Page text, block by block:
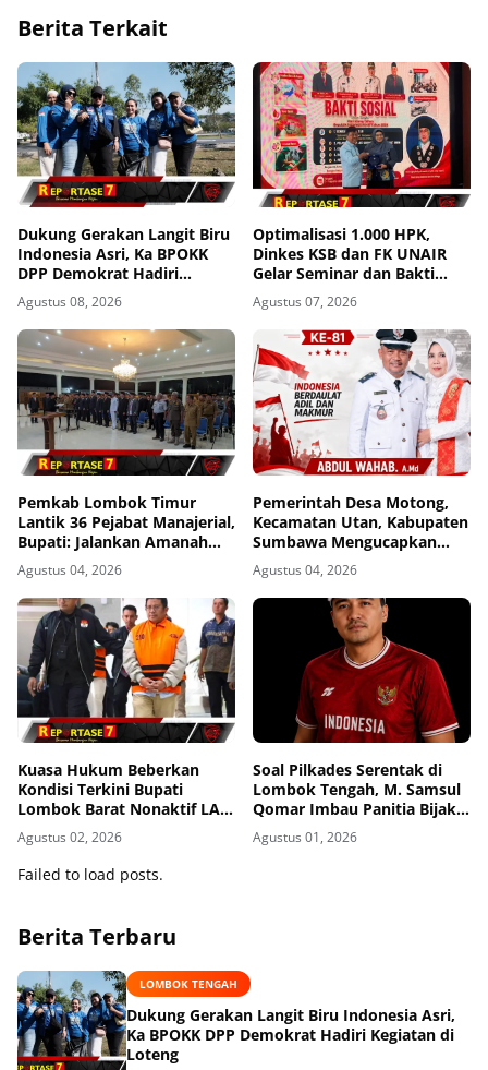
Berita Terkait
Dukung Gerakan Langit Biru
Indonesia Asri, Ka BPOKK
DPP Demokrat Hadiri
Kegiatan di Loteng
Agustus 08, 2026
Optimalisasi 1.000 HPK,
Dinkes KSB dan FK UNAIR
Gelar Seminar dan Bakti
Sosial
Agustus 07, 2026
Pemkab Lombok Timur
Lantik 36 Pejabat Manajerial,
Bupati: Jalankan Amanah
dengan Penuh Tanggung
Jawab
Agustus 04, 2026
Pemerintah Desa Motong,
Kecamatan Utan, Kabupaten
Sumbawa Mengucapkan
Dirgahayu Republik
Indonesia ke-81
Agustus 04, 2026
Kuasa Hukum Beberkan
Kondisi Terkini Bupati
Lombok Barat Nonaktif LAZ
di Rutan KPK, Pasrah dan
Kooperatif
Agustus 02, 2026
Soal Pilkades Serentak di
Lombok Tengah, M. Samsul
Qomar Imbau Panitia Bijak
dan Calon Kades Hindari
Money Politics
Agustus 01, 2026
Failed to load posts.
Berita Terbaru
LOMBOK TENGAH
Dukung Gerakan Langit Biru Indonesia Asri,
Ka BPOKK DPP Demokrat Hadiri Kegiatan di
Loteng